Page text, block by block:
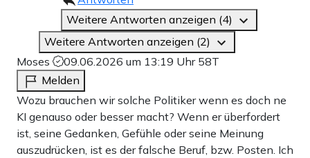
Weitere Antworten anzeigen (4)
Weitere Antworten anzeigen (2)
Moses
09.06.2026 um 13:19 Uhr 58T
Melden
Wozu brauchen wir solche Politiker wenn es doch ne
KI genauso oder besser macht? Wenn er überfordert
ist, seine Gedanken, Gefühle oder seine Meinung
auszudrücken, ist es der falsche Beruf, bzw. Posten. Ich